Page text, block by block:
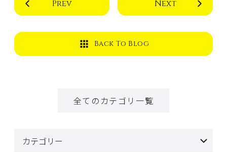
Prev Next
Back To Blog
全てのカテゴリ一覧